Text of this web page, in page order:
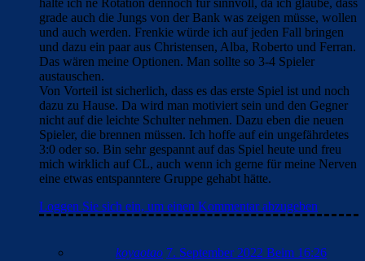
halte ich ne Rotation dennoch für sinnvoll, da ich glaube, dass
grade auch die Jungs von der Bank was zeigen müsse, wollen
und auch werden. Frenkie würde ich auf jeden Fall bringen
und dazu ein paar aus Christensen, Alba, Roberto und Ferran.
Das wären meine Optionen. Man sollte so 3-4 Spieler
austauschen.
Von Vorteil ist sicherlich, dass es das erste Spiel ist und noch
dazu zu Hause. Da wird man motiviert sein und den Gegner
nicht auf die leichte Schulter nehmen. Dazu eben die neuen
Spieler, die brennen müssen. Ich hoffe auf ein ungefährdetes
3:0 oder so. Bin sehr gespannt auf das Spiel heute und freu
mich wirklich auf CL, auch wenn ich gerne für meine Nerven
eine etwas entspanntere Gruppe gehabt hätte.
Loggen Sie sich ein, um einen Kommentar abzugeben
koyaotao 7. September 2022 Beim 16:26